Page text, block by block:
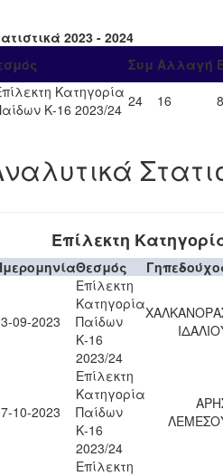
2023 - 2024
Συμ Αλλαγή
Κατηγορία
Κ-16 2023/24 24 16 8
Επίλεκτη
Θεσμός
09-2023
Επίλεκτη
Κατηγορία
Παίδων
Κ-16
2023/24
10-2023
Επίλεκτη
Κατηγορία
Παίδων
Κ-16
2023/24
Επίλεκτη